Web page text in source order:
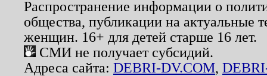
Распространение информации о
общества, публикации на актуальные
женщин. 16+ для детей старше 16 лет.
СМИ не получает субсидий.
Адреса сайта: DEBRI-DV.COM,